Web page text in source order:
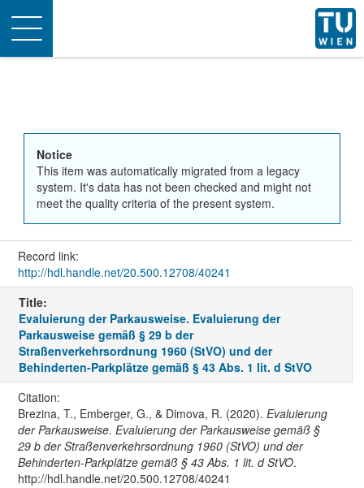
Toggle
navigation
Notice
This item was automatically migrated from a legacy
system. It's data has not been checked and might not
meet the quality criteria of the present system.
Record link:
http://hdl.handle.net/20.500.12708/40241
Title:
Evaluierung der Parkausweise. Evaluierung der
Parkausweise gemäß § 29 b der
Straßenverkehrsordnung 1960 (StVO) und der
Behinderten-Parkplätze gemäß § 43 Abs. 1 lit. d StVO
Citation:
Brezina, T., Emberger, G., & Dimova, R. (2020). Evaluierung
der Parkausweise. Evaluierung der Parkausweise gemäß §
29 b der Straßenverkehrsordnung 1960 (StVO) und der
Behinderten-Parkplätze gemäß § 43 Abs. 1 lit. d StVO.
http://hdl.handle.net/20.500.12708/40241